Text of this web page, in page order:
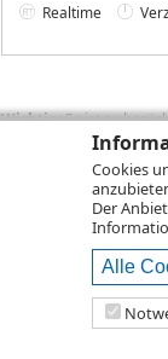
Cookies
Der
Alle
Realtime
Wichtig:Es ist zu
zukünftige Ergebnisse
Provisionen,
Depotgebühren hinzu.
Performance, die sich
kann die Rendite
DZ BANK AG
2026 Infront Financial